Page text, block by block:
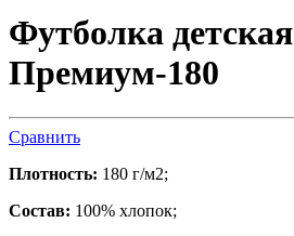
Футболка детская
Премиум-180
Сравнить
Плотность: 180 г/м2;
Состав: 100% хлопок;